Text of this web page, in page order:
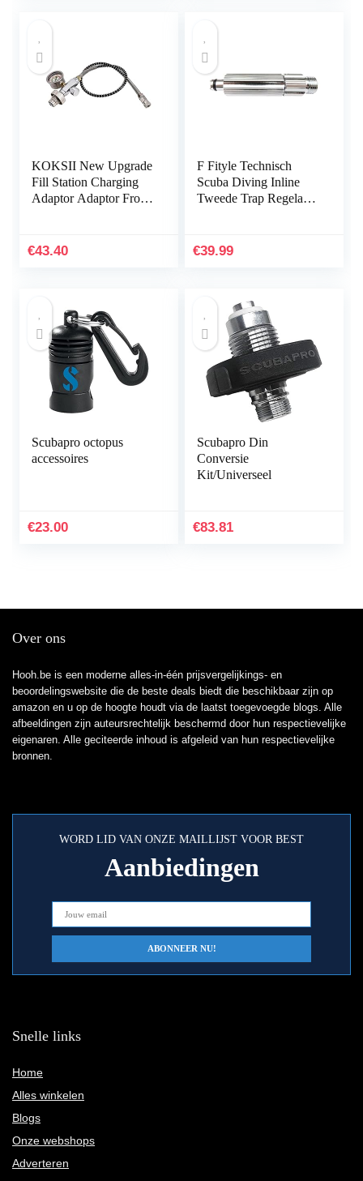
KOKSII New Upgrade
Fill Station Charging
Adaptor Adaptor From
for PCP Refill
€43.40
F Fityle Technisch
Scuba Diving Inline
Tweede Trap Regelaar
€39.99
Scubapro octopus
accessoires
€23.00
Scubapro Din
Conversie
Kit/Universeel
€83.81
Over ons
Hooh.be is een moderne alles-in-één prijsvergelijkings- en
beoordelingswebsite die de beste deals biedt die beschikbaar zijn op
amazon en u op de hoogte houdt via de laatst toegevoegde blogs. Alle
afbeeldingen zijn auteursrechtelijk beschermd door hun respectievelijke
eigenaren. Alle geciteerde inhoud is afgeleid van hun respectievelijke
bronnen.
WORD LID VAN ONZE MAILLIJST VOOR BEST
Aanbiedingen
Snelle links
Home
Alles winkelen
Blogs
Onze webshops
Adverteren